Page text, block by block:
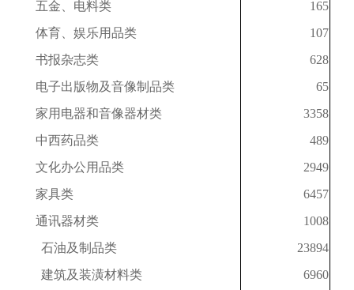
五金、电料类
165
体育、娱乐用品类
107
书报杂志类
628
电子出版物及音像制品类
65
家用电器和音像器材类
3358
中西药品类
489
文化办公用品类
2949
家具类
6457
通讯器材类
1008
石油及制品类
23894
建筑及装潢材料类
6960